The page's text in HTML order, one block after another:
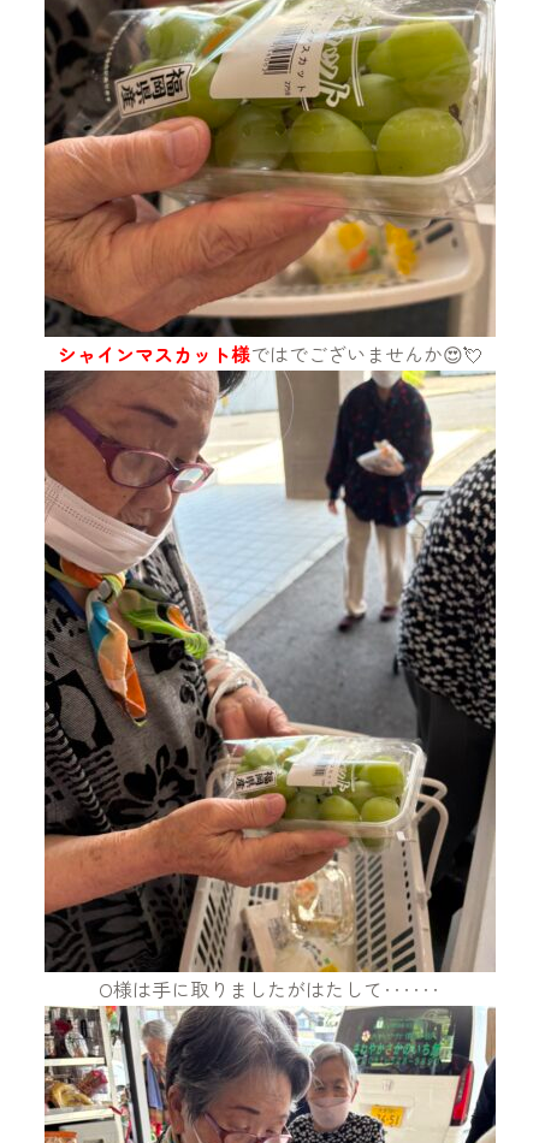
シャインマスカット様ではでございませんか😍💘
O様は手に取りましたがはたして‥‥‥